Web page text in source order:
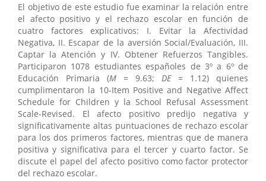
El objetivo de este estudio fue examinar la relación entre
el afecto positivo y el rechazo escolar en función de
cuatro factores explicativos: I. Evitar la Afectividad
Negativa, II. Escapar de la aversión Social/Evaluación, III.
Captar la Atención y IV. Obtener Refuerzos Tangibles.
Participaron 1078 estudiantes españoles de 3º a 6º de
Educación Primaria (M = 9.63; DE= 1.12) quienes
cumplimentaron la 10-Item Positive and Negative Affect
Schedule for Children y la School Refusal Assessment
Scale-Revised. El afecto positivo predijo negativa y
significativamente altas puntuaciones de rechazo escolar
para los dos primeros factores, mientras que de manera
positiva y significativa para el tercer y cuarto factor. Se
discute el papel del afecto positivo como factor protector
del rechazo escolar.